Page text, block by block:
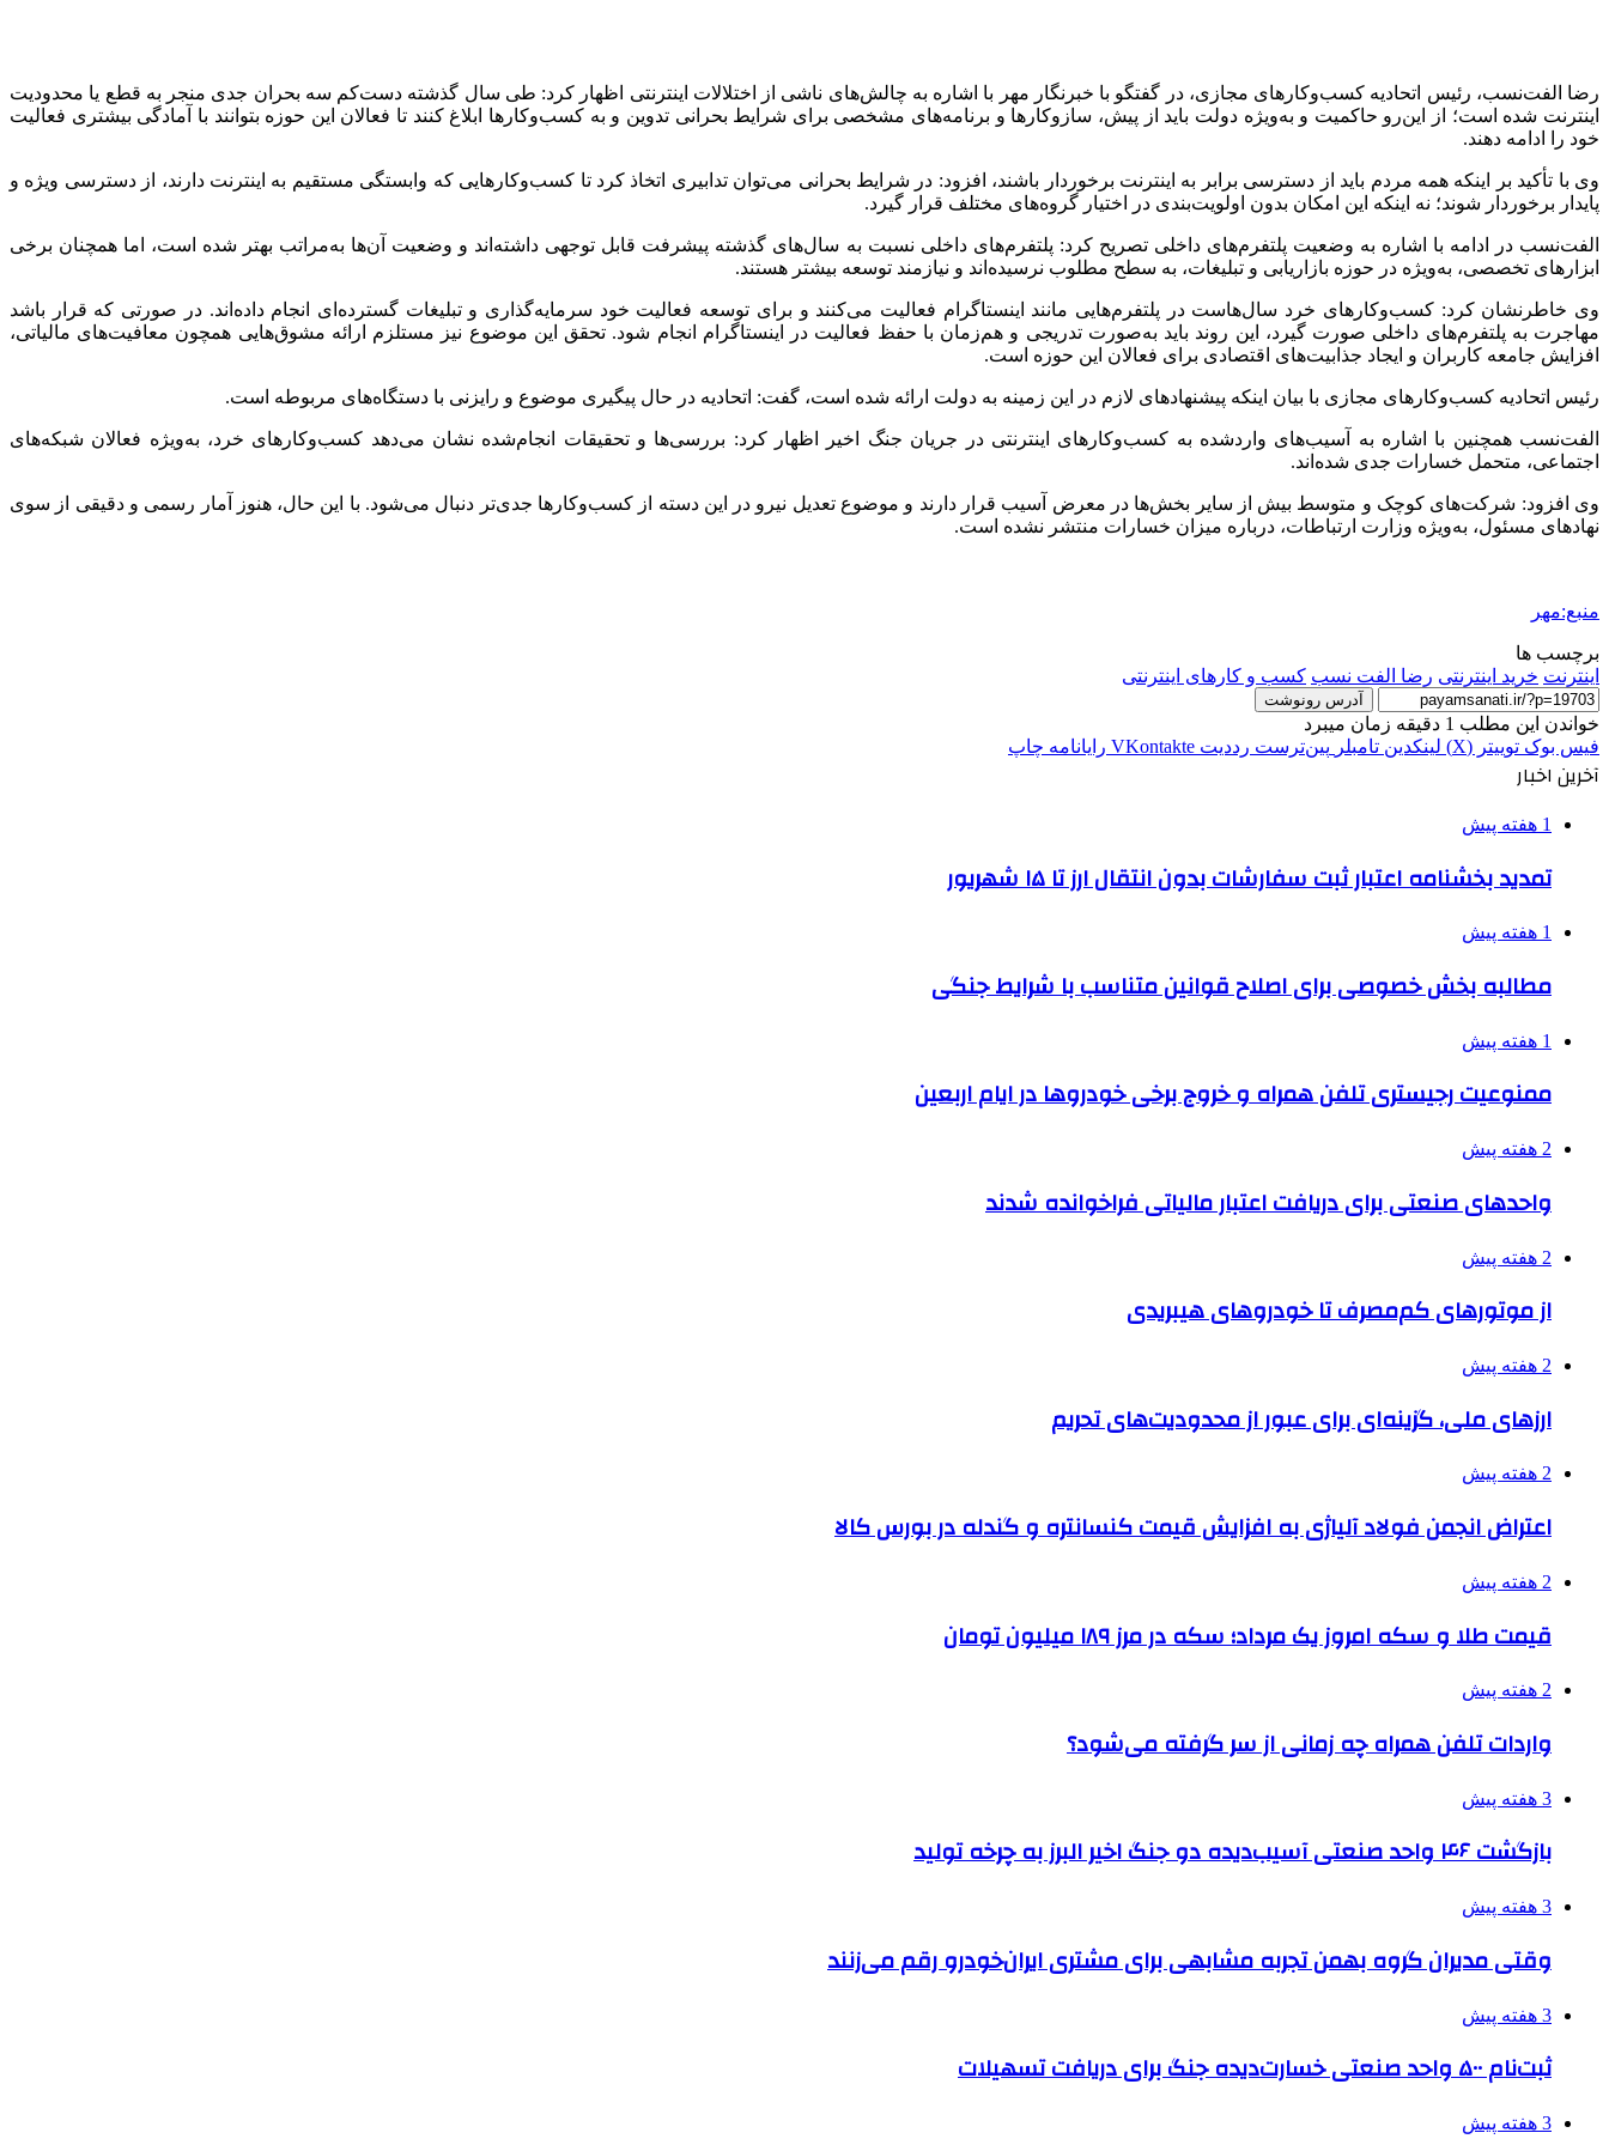
رضا الفت‌نسب، رئیس اتحادیه کسب‌وکارهای مجازی، در گفتگو با خبرنگار مهر با اشاره به چالش‌های ناشی از اختلالات اینترنتی اظهار کرد: طی سال گذشته دست‌کم سه بحران جدی منجر به قطع یا محدودیت
اینترنت شده است؛ از این‌رو حاکمیت و به‌ویژه دولت باید از پیش، سازوکارها و برنامه‌های مشخصی برای شرایط بحرانی تدوین و به کسب‌وکارها ابلاغ کنند تا فعالان این حوزه بتوانند با آمادگی بیشتری فعالیت
خود را ادامه دهند.
وی با تأکید بر اینکه همه مردم باید از دسترسی برابر به اینترنت برخوردار باشند، افزود: در شرایط بحرانی می‌توان تدابیری اتخاذ کرد تا کسب‌وکارهایی که وابستگی مستقیم به اینترنت دارند، از دسترسی ویژه و
پایدار برخوردار شوند؛ نه اینکه این امکان بدون اولویت‌بندی در اختیار گروه‌های مختلف قرار گیرد.
الفت‌نسب در ادامه با اشاره به وضعیت پلتفرم‌های داخلی تصریح کرد: پلتفرم‌های داخلی نسبت به سال‌های گذشته پیشرفت قابل توجهی داشته‌اند و وضعیت آن‌ها به‌مراتب بهتر شده است، اما همچنان برخی
ابزارهای تخصصی، به‌ویژه در حوزه بازاریابی و تبلیغات، به سطح مطلوب نرسیده‌اند و نیازمند توسعه بیشتر هستند.
وی خاطرنشان کرد: کسب‌وکارهای خرد سال‌هاست در پلتفرم‌هایی مانند اینستاگرام فعالیت می‌کنند و برای توسعه فعالیت خود سرمایه‌گذاری و تبلیغات گسترده‌ای انجام داده‌اند. در صورتی که قرار باشد
مهاجرت به پلتفرم‌های داخلی صورت گیرد، این روند باید به‌صورت تدریجی و هم‌زمان با حفظ فعالیت در اینستاگرام انجام شود. تحقق این موضوع نیز مستلزم ارائه مشوق‌هایی همچون معافیت‌های مالیاتی،
افزایش جامعه کاربران و ایجاد جذابیت‌های اقتصادی برای فعالان این حوزه است.
رئیس اتحادیه کسب‌وکارهای مجازی با بیان اینکه پیشنهادهای لازم در این زمینه به دولت ارائه شده است، گفت: اتحادیه در حال پیگیری موضوع و رایزنی با دستگاه‌های مربوطه است.
الفت‌نسب همچنین با اشاره به آسیب‌های واردشده به کسب‌وکارهای اینترنتی در جریان جنگ اخیر اظهار کرد: بررسی‌ها و تحقیقات انجام‌شده نشان می‌دهد کسب‌وکارهای خرد، به‌ویژه فعالان شبکه‌های
اجتماعی، متحمل خسارات جدی شده‌اند.
وی افزود: شرکت‌های کوچک و متوسط بیش از سایر بخش‌ها در معرض آسیب قرار دارند و موضوع تعدیل نیرو در این دسته از کسب‌وکارها جدی‌تر دنبال می‌شود. با این حال، هنوز آمار رسمی و دقیقی از سوی
نهادهای مسئول، به‌ویژه وزارت ارتباطات، درباره میزان خسارات منتشر نشده است.
منبع:مهر
برچسب ها
اینترنت خرید اینترنتی رضا الفت نسب کسب و کارهای اینترنتی
آدرس رونوشت
خواندن این مطلب 1 دقیقه زمان میبرد
فیس بوک توییتر (X) لینکدین ‫تامبلر ‫پین‌ترست ‫رددیت ‫VKontakte رایانامه چاپ
آخرین اخبار
1 هفته پیش
تمدید بخشنامه اعتبار ثبت سفارشات بدون انتقال ارز تا ۱۵ شهریور
1 هفته پیش
مطالبه بخش خصوصی برای اصلاح قوانین متناسب با شرایط جنگی
1 هفته پیش
ممنوعیت رجیستری تلفن همراه و خروج برخی خودروها در ایام اربعین
2 هفته پیش
واحدهای صنعتی برای دریافت اعتبار مالیاتی فراخوانده شدند
2 هفته پیش
از موتورهای کم‌مصرف تا خودروهای هیبریدی
2 هفته پیش
ارزهای ملی، گزینه‌ای برای عبور از محدودیت‌های تحریم
2 هفته پیش
اعتراض انجمن فولاد آلیاژی به افزایش قیمت کنسانتره و گندله در بورس کالا
2 هفته پیش
قیمت طلا و سکه امروز یک مرداد؛ سکه در مرز ۱۸۹ میلیون تومان
2 هفته پیش
واردات تلفن همراه چه زمانی از سر گرفته می‌شود؟
3 هفته پیش
بازگشت ۴۶ واحد صنعتی آسیب‌دیده دو جنگ اخیر البرز به چرخه تولید
3 هفته پیش
وقتی مدیران گروه بهمن تجربه مشابهی برای مشتری ایران‌خودرو رقم می‌زنند
3 هفته پیش
ثبت‌نام ۵۰۰ واحد صنعتی خسارت‌دیده جنگ برای دریافت تسهیلات
3 هفته پیش